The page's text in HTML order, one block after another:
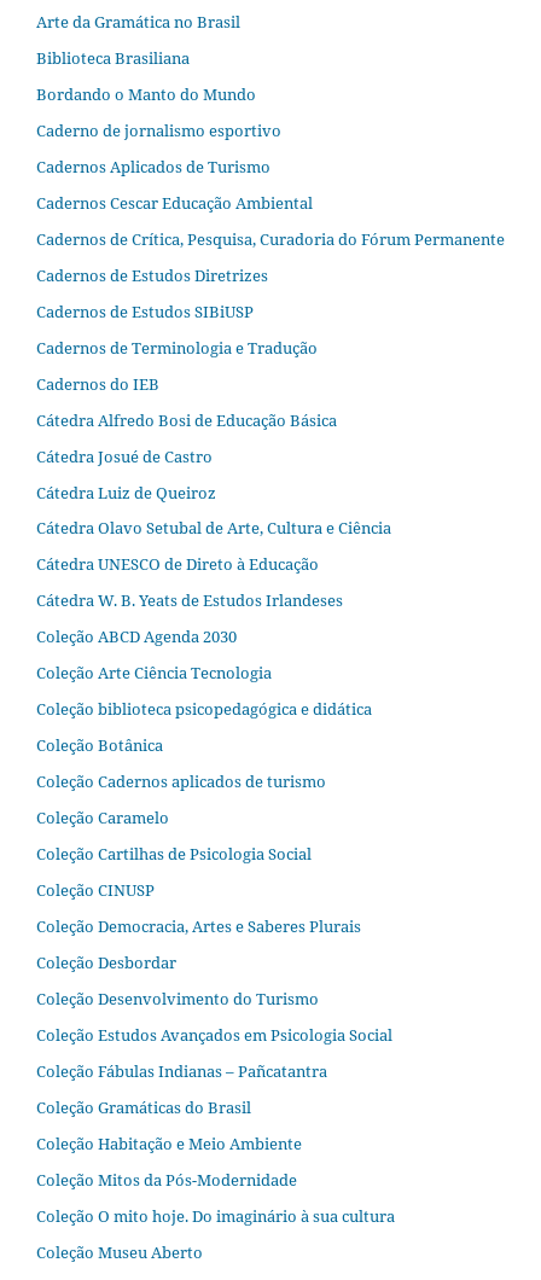
Arte da Gramática no Brasil
Biblioteca Brasiliana
Bordando o Manto do Mundo
Caderno de jornalismo esportivo
Cadernos Aplicados de Turismo
Cadernos Cescar Educação Ambiental
Cadernos de Crítica, Pesquisa, Curadoria do Fórum Permanente
Cadernos de Estudos Diretrizes
Cadernos de Estudos SIBiUSP
Cadernos de Terminologia e Tradução
Cadernos do IEB
Cátedra Alfredo Bosi de Educação Básica
Cátedra Josué de Castro
Cátedra Luiz de Queiroz
Cátedra Olavo Setubal de Arte, Cultura e Ciência
Cátedra UNESCO de Direto à Educação
Cátedra W. B. Yeats de Estudos Irlandeses
Coleção ABCD Agenda 2030
Coleção Arte Ciência Tecnologia
Coleção biblioteca psicopedagógica e didática
Coleção Botânica
Coleção Cadernos aplicados de turismo
Coleção Caramelo
Coleção Cartilhas de Psicologia Social
Coleção CINUSP
Coleção Democracia, Artes e Saberes Plurais
Coleção Desbordar
Coleção Desenvolvimento do Turismo
Coleção Estudos Avançados em Psicologia Social
Coleção Fábulas Indianas – Pañcatantra
Coleção Gramáticas do Brasil
Coleção Habitação e Meio Ambiente
Coleção Mitos da Pós-Modernidade
Coleção O mito hoje. Do imaginário à sua cultura
Coleção Museu Aberto